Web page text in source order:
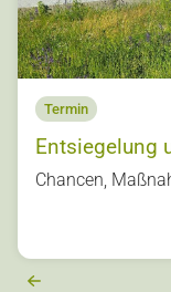
r
u
Termin
Entsiegelung
Chancen,